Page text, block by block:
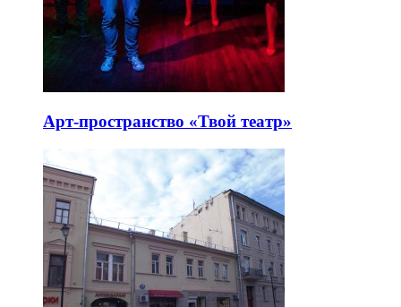
Арт-пространство «Твой театр»